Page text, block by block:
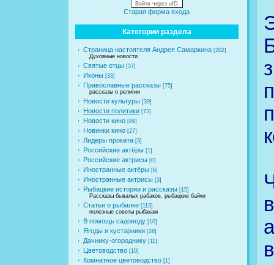
Войти через uID
Старая форма входа
Категории раздела
Страница настоятеля Андрея Самаркина [202]
Духовные новости
Святые отцы [37]
Иконы [33]
Православные рассказы [75]
рассказы о религии
Новости культуры [39]
Новости политики [73]
Новости кино [89]
Новинки кино [27]
Лидеры проката [3]
Российские актёры [1]
Российские актрисы [0]
Иностранные актёры [6]
Иностранные актрисы [3]
Рыбацкие истории и рассказы [15]
Рассказы бывалых рабаков, рыбацкие байки
Статьи о рыбалке [113]
полезные советы рыбакам
В помощь садоводу [10]
Ягоды и кустарники [28]
Дачнику-огороднику [11]
Цветоводство [10]
Комнатное цветоводство [1]